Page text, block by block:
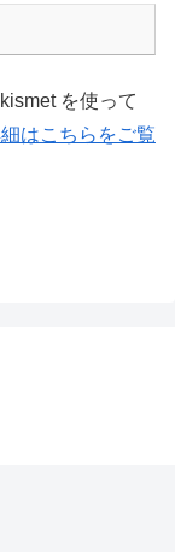
を使って
はこちらをご覧